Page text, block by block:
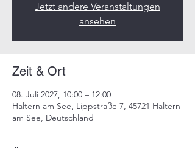
Jetzt andere Veranstaltungen
ansehen
Zeit & Ort
08. Juli 2027, 10:00 – 12:00
Haltern am See, Lippstraße 7, 45721 Haltern
am See, Deutschland